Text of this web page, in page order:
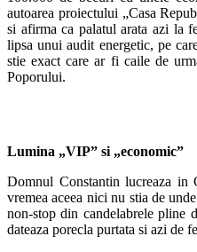
autoarea proiectului „Casa
si afirma ca palatul arata azi la
lipsa unui audit energetic, pe
stie exact care ar fi caile de
Poporului.
Lumina „VIP” si „economic”
Domnul Constantin lucreaza in
vremea aceea nici nu stia de
non-stop din candelabrele pline
dateaza porecla purtata si azi de